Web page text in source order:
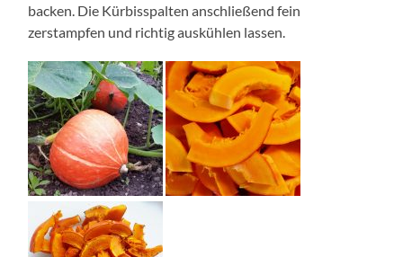
backen. Die Kürbisspalten anschließend fein
zerstampfen und richtig auskühlen lassen.